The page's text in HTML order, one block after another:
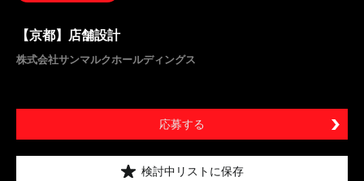
【京都】店舗設計
株式会社サンマルクホールディングス
応募する
検討中リストに保存